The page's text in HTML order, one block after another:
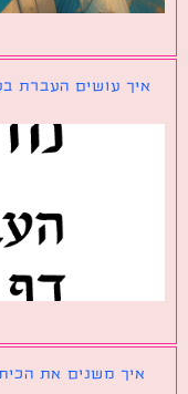
עושים העברת בעלות
משנים את הכיתוב על